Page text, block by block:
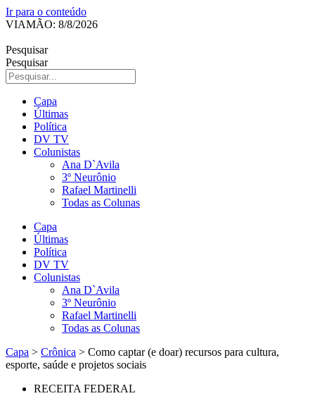
Ir para o conteúdo
VIAMÃO: 8/8/2026
Pesquisar
Pesquisar
Capa
Últimas
Política
DV TV
Colunistas
Ana D`Avila
3º Neurônio
Rafael Martinelli
Todas as Colunas
Capa
Últimas
Política
DV TV
Colunistas
Ana D`Avila
3º Neurônio
Rafael Martinelli
Todas as Colunas
Capa > Crônica > Como captar (e doar) recursos para cultura,
esporte, saúde e projetos sociais
RECEITA FEDERAL